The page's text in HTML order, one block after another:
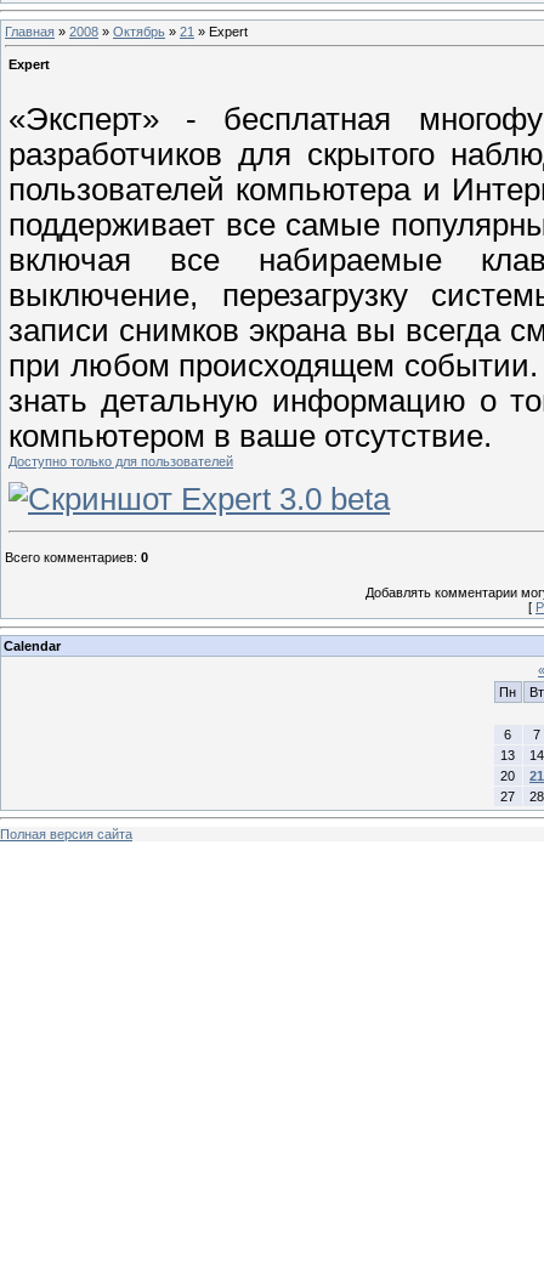
Главная » 2008 » Октябрь » 21 » Expert
Expert
«Эксперт» - бесплатная
разработчиков для скрытого
пользователей компьютера и
поддерживает все самые
включая все набираемые
выключение, перезагрузку
записи снимков экрана вы всегда
при любом происходящем событии.
знать детальную информацию о
компьютером в ваше отсутствие.
Доступно только для пользователей
Всего комментариев: 0
Добавлять комментарии
[
Calendar
«
Пн
Вт
6
7
13
14
20
21
27
28
Полная версия сайта